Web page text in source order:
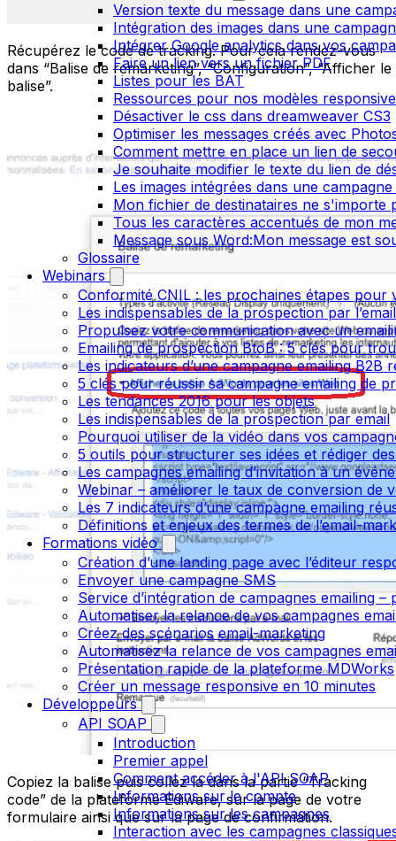
Version texte du message dans une
Intégration des images dans une
Intégrer Google analytics dans vos
Faire un lien vers un fichier PDF
Listes pour les BAT
Ressources pour nos modèles
Désactiver le css dans dreamweaver CS3
Optimiser les messages créés avec
Comment mettre en place un lien de
Je souhaite modifier le texte du lien de
Les images intégrées dans une
Mon fichier de destinataires ne s'importe
Tous les caractères accentués de mon
Message sous Word:Mon message est
Glossaire
Webinars
Conformité CNIL : les prochaines étapes pour
Les indispensables de la prospection par
Propulsez votre communication avec un
Emailing de prospection BtoB : 5 clés pour
Les indicateurs d’une campagne emailing B2B
5 clés pour réussir sa campagne emailing de
Les tendances 2016 pour les objets
Les indispensables de la prospection par email
Pourquoi utiliser de la vidéo dans vos
5 outils pour structurer ses idées et rédiger
Les campagnes emailing d’invitation à un
Webinar – améliorer le taux de conversion de
Les 7 indicateurs d’une campagne emailing
Définitions et enjeux des termes de l’email-
Formations vidéo
Création d’une landing page avec l’éditeur
Envoyer une campagne SMS
Service d’intégration de campagnes emailing –
Automatiser la relance de vos campagnes
Créez des scénarios email-marketing
Automatisez la relance de vos campagnes
Présentation rapide de la plateforme MDWorks
Créer un message responsive en 10 minutes
Développeurs
API SOAP
Introduction
Premier appel
Comment accéder à l'API SOAP
Informations sur le compte
Informations sur les campagnes
Interaction avec les campagnes
Récupérez le code de tracking. Pour cela rendez-vous
dans “Balise de remarketing”, “Configuration”, “Afficher le
balise”.
Copiez la balise puis collez la dans la partie “Tracking
code” de la plateforme Ediware, sur la page de votre
formulaire ainsi que sur la page de confirmation.